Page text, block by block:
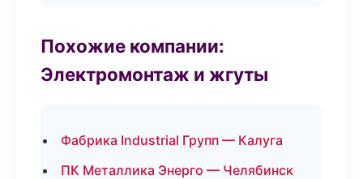
Похожие компании:
Электромонтаж и жгуты
Фабрика Industrial Групп — Калуга
ПК Металлика Энерго — Челябинск